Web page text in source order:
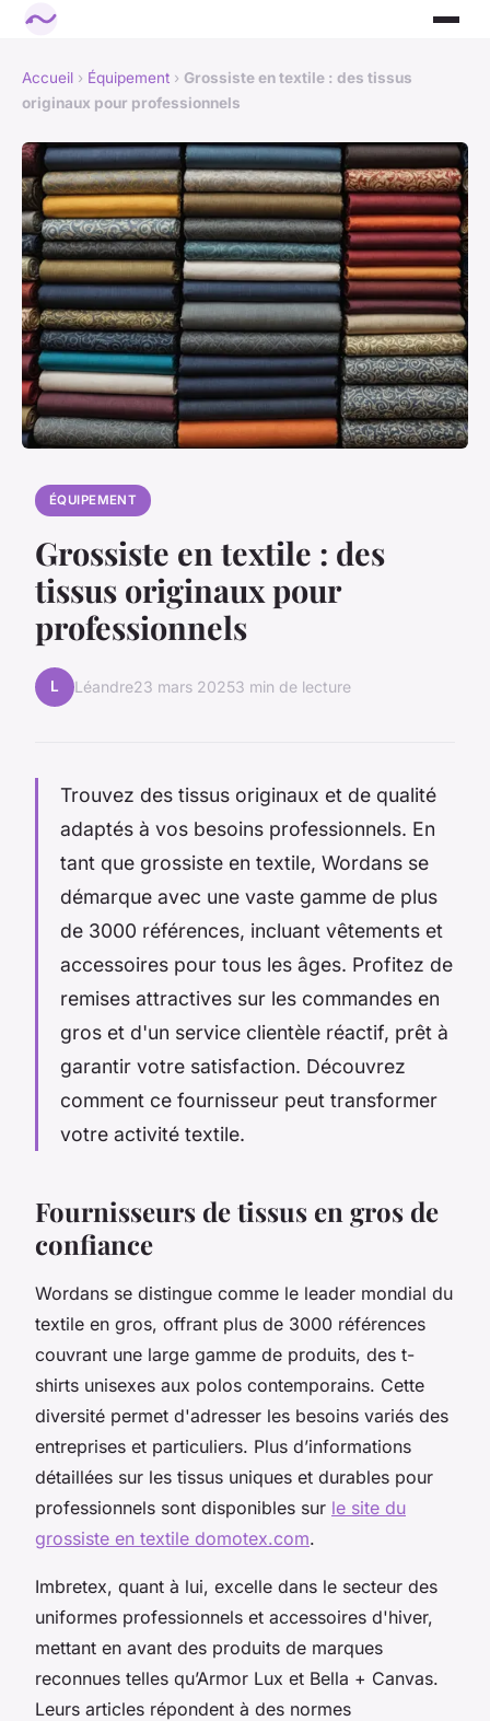
Accueil › Équipement › Grossiste en textile : des tissus
originaux pour professionnels
ÉQUIPEMENT
Grossiste en textile : des
tissus originaux pour
professionnels
L Léandre23 mars 20253 min de lecture
Trouvez des tissus originaux et de qualité
adaptés à vos besoins professionnels. En
tant que grossiste en textile, Wordans se
démarque avec une vaste gamme de plus
de 3000 références, incluant vêtements et
accessoires pour tous les âges. Profitez de
remises attractives sur les commandes en
gros et d'un service clientèle réactif, prêt à
garantir votre satisfaction. Découvrez
comment ce fournisseur peut transformer
votre activité textile.
Fournisseurs de tissus en gros de
confiance
Wordans se distingue comme le leader mondial du
textile en gros, offrant plus de 3000 références
couvrant une large gamme de produits, des t-
shirts unisexes aux polos contemporains. Cette
diversité permet d'adresser les besoins variés des
entreprises et particuliers. Plus d’informations
détaillées sur les tissus uniques et durables pour
professionnels sont disponibles sur le site du
grossiste en textile domotex.com.
Imbretex, quant à lui, excelle dans le secteur des
uniformes professionnels et accessoires d'hiver,
mettant en avant des produits de marques
reconnues telles qu’Armor Lux et Bella + Canvas.
Leurs articles répondent à des normes